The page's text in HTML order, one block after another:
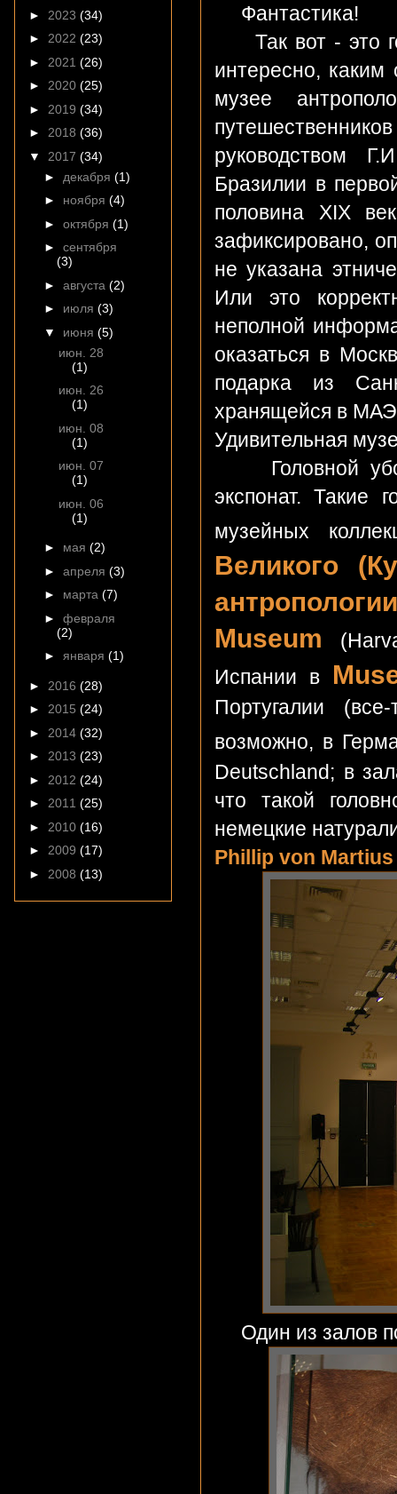
Фантастика!
Так вот - это
интересно, каким
музее
руководством
Бразилии в
половина XIX
зафиксировано,
не указана
Или это
неполной
оказаться в
подарка из
хранящейся в МАЭ
Удивительная
Головной убор
экспонат. Такие
музейных
Великого
Museum
Испании в
Португалии
возможно, в
Deutschland; в
что такой
немецкие
Phillip von Martius
Один из залов
► 2023 (34)
► 2022 (23)
► 2021 (26)
► 2020 (25)
► 2019 (34)
► 2018 (36)
▼ 2017 (34)
► декабря (1)
► ноября (4)
► октября (1)
► сентября
(3)
► августа (2)
► июля (3)
▼ июня (5)
июн. 28
(1)
июн. 26
(1)
июн. 08
(1)
июн. 07
(1)
июн. 06
(1)
► мая (2)
► апреля (3)
► марта (7)
► февраля
(2)
► января (1)
► 2016 (28)
► 2015 (24)
► 2014 (32)
► 2013 (23)
► 2012 (24)
► 2011 (25)
► 2010 (16)
► 2009 (17)
► 2008 (13)